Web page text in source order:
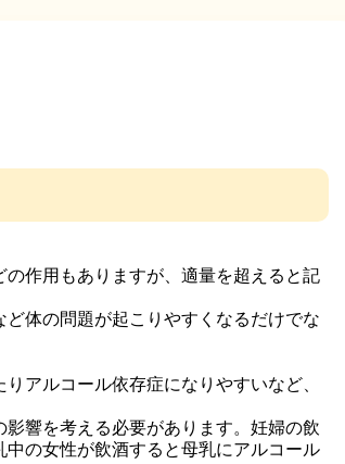
作用もありますが、適量を超えると記
体の問題が起こりやすくなるだけでな
アルコール依存症になりやすいなど、
響を考える必要があります。妊婦の飲
の女性が飲酒すると母乳にアルコール